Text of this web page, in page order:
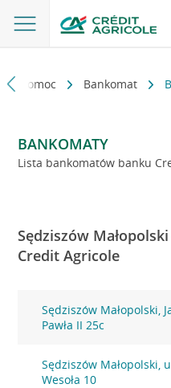
i pomoc Bankomat
BANKOMATY
Lista bankomatów banku
Sędziszów
Credit Agricole
Sędziszów Małopolski,
Pawła II 25c
Sędziszów Małopolski,
Wesoła 10